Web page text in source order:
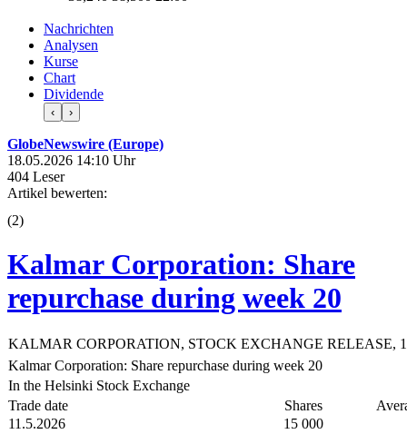
Nachrichten
Analysen
Kurse
Chart
Dividende
‹ ›
GlobeNewswire (Europe)
18.05.2026 14:10 Uhr
404 Leser
Artikel bewerten:
(2)
Kalmar Corporation: Share
repurchase during week 20
KALMAR CORPORATION, STOCK EXCHANGE RELEASE,
Kalmar Corporation: Share repurchase during week 20
In the Helsinki Stock Exchange
Trade date
Shares
11.5.2026
15 000